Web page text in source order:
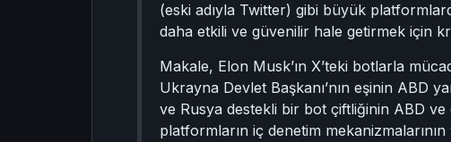
(eski adıyla Twitter) gibi büyük
daha etkili ve güvenilir hale getirmek için
Makale, Elon Musk’ın X’teki botlarla
Ukrayna Devlet Başkanı’nın eşinin ABD
ve Rusya destekli bir bot çiftliğinin ABD ve
platformların iç denetim